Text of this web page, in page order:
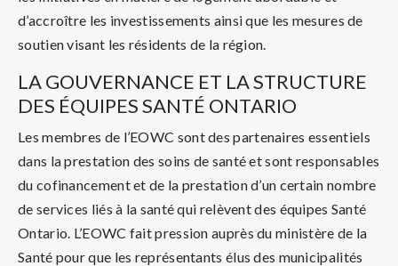
d’accroître les investissements ainsi que les mesures de
soutien visant les résidents de la région.
LA GOUVERNANCE ET LA STRUCTURE
DES ÉQUIPES SANTÉ ONTARIO
Les membres de l’EOWC sont des partenaires essentiels
dans la prestation des soins de santé et sont responsables
du cofinancement et de la prestation d’un certain nombre
de services liés à la santé qui relèvent des équipes Santé
Ontario. L’EOWC fait pression auprès du ministère de la
Santé pour que les représentants élus des municipalités